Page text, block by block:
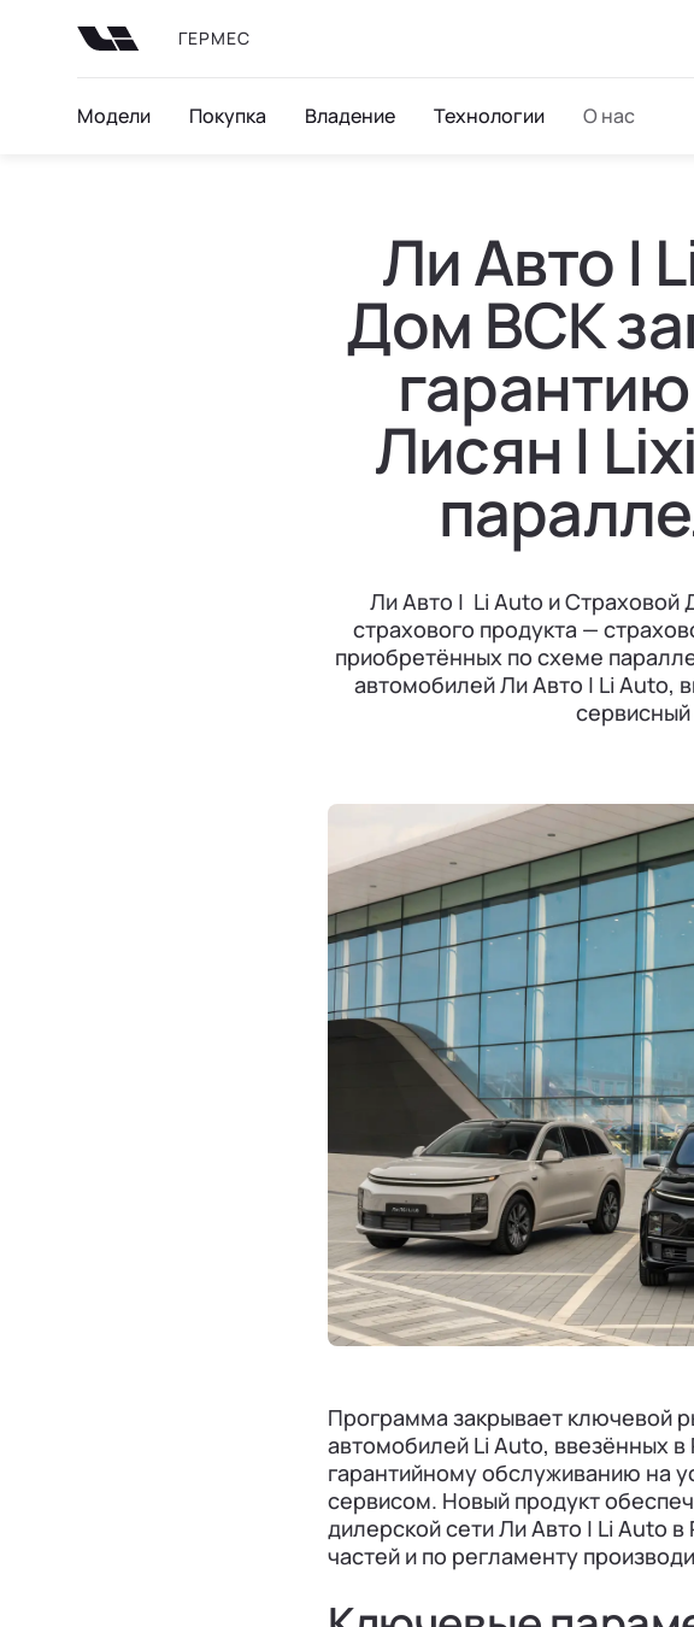
ГЕРМЕС
Модели Покупка Владение Технологии О нас
Ли Авто |
Дом ВСК
Лисян |
Ли Авто | Li Auto и Страховой
страхового продукта —
приобретённых по схеме
автомобилей Ли Авто | Li Auto,
Программа закрывает ключевой
автомобилей Li Auto, ввезённых
гарантийному обслуживанию на
сервисом. Новый продукт
дилерской сети Ли Авто | Li Auto
частей и по регламенту